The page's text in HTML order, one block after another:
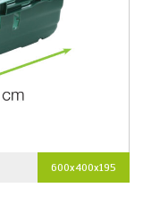
600x400x195